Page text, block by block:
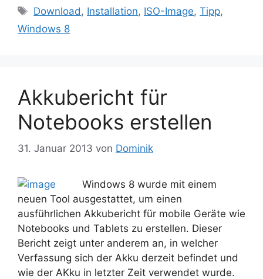
Schlagwörter
Download, Installation, ISO-Image,Tipp,
Windows 8
Akkubericht für
Notebooks erstellen
31. Januar 2013 von Dominik
Windows 8 wurde mit einem
neuen Tool ausgestattet, um einen
ausführlichen Akkubericht für mobile Geräte wie
Notebooks und Tablets zu erstellen. Dieser
Bericht zeigt unter anderem an, in welcher
Verfassung sich der Akku derzeit befindet und
wie der AKku in letzter Zeit verwendet wurde.